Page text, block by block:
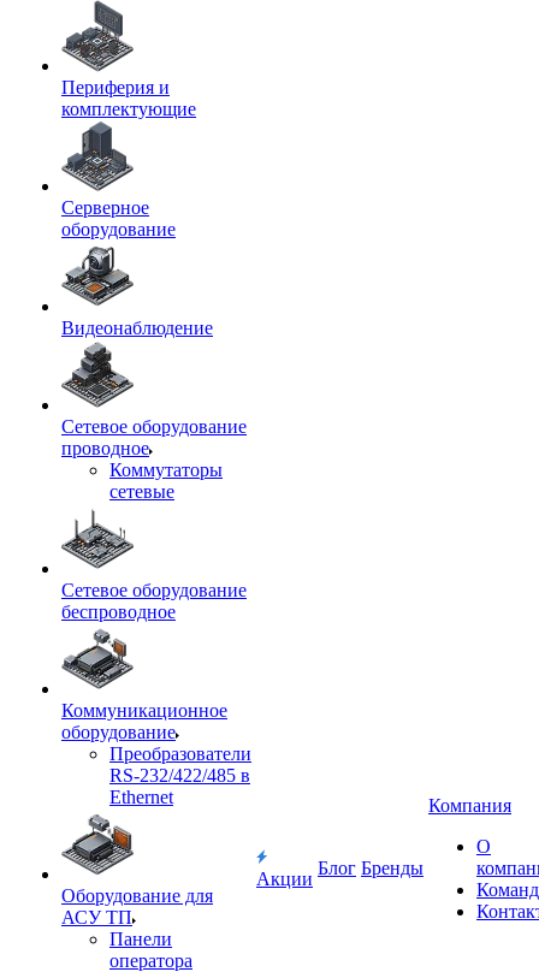
Периферия и
комплектующие
Серверное
оборудование
Видеонаблюдение
Сетевое оборудование
проводное
Коммутаторы
сетевые
Сетевое оборудование
беспроводное
Коммуникационное
оборудование
Преобразователи
RS-232/422/485 в
Ethernet
Оборудование для
АСУ ТП
Панели
оператора
Акции
Блог Бренды
Компания
О